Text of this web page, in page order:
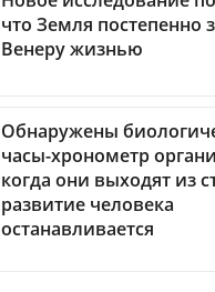
что Земля постепенно
Венеру жизнью
Обнаружены
часы-хронометр
когда они выходят из
развитие человека
останавливается